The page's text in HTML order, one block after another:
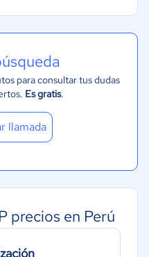
para consultar tus dudas
Es gratis.
llamada
precios en Perú